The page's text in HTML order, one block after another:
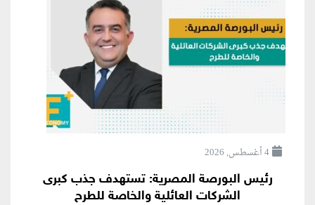
4 أغسطس, 2026
رئيس البورصة المصرية: تستهدف جذب كبرى
الشركات العائلية والخاصة للطرح